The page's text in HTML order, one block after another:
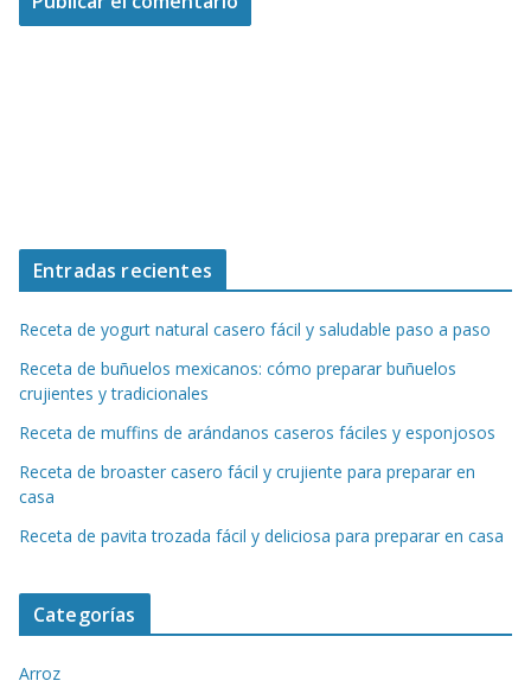
Entradas recientes
Receta de yogurt natural casero fácil y saludable paso a paso
Receta de buñuelos mexicanos: cómo preparar buñuelos
crujientes y tradicionales
Receta de muffins de arándanos caseros fáciles y esponjosos
Receta de broaster casero fácil y crujiente para preparar en
casa
Receta de pavita trozada fácil y deliciosa para preparar en casa
Categorías
Arroz